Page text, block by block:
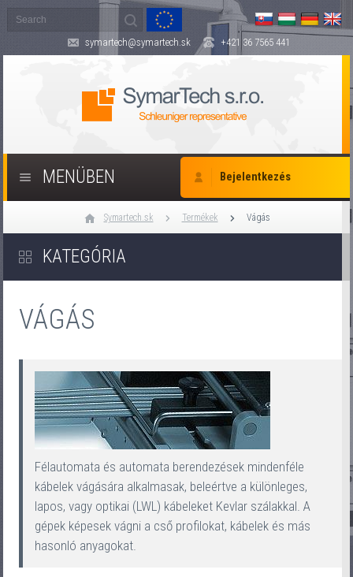
symartech@symartech.sk +421 36 7565 441
Bejelentkezés
MENÜBEN
Symartech.sk Termékek Vágás
KATEGÓRIA
VÁGÁS
Félautomata és automata berendezések mindenféle
kábelek vágására alkalmasak, beleértve a különleges,
lapos, vagy optikai (LWL) kábeleket Kevlar szálakkal. A
gépek képesek vágni a cső profilokat, kábelek és más
hasonló anyagokat.